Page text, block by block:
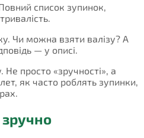
список зупинок,
Чи можна взяти валізу? А
— у описі.
просто «зручності», а
як часто роблять зупинки,